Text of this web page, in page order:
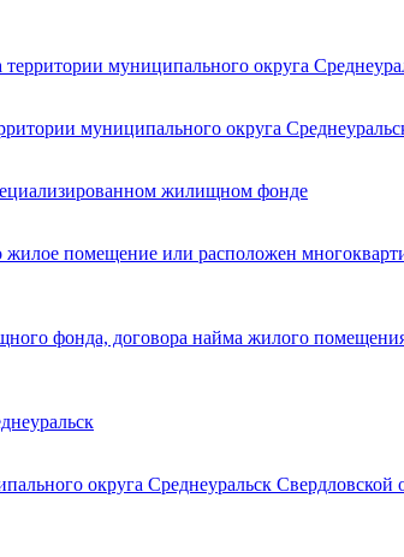
муниципального округа
муниципального округа
жилищном фонде
жилое помещение или расположен
фонда, договора найма жилого
округа Среднеуральск Свердловской